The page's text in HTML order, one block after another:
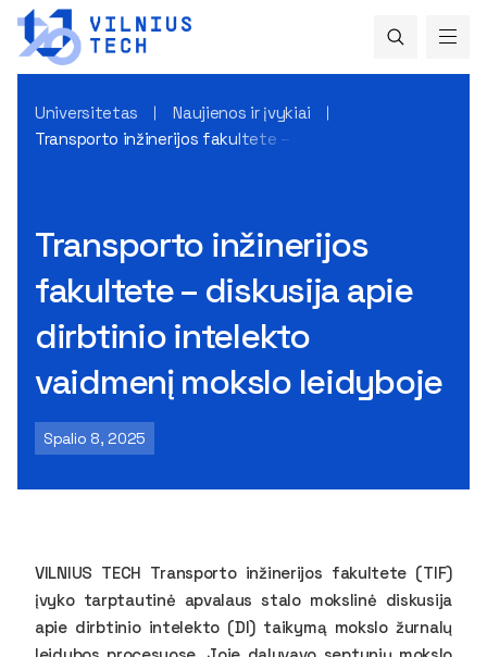
Universitetas
Naujienos ir įvykiai
Transporto inžinerijos fakultete – diskusija apie dirbtinio
Transporto inžinerijos
fakultete – diskusija apie
dirbtinio intelekto
vaidmenį mokslo leidyboje
Spalio 8, 2025
VILNIUS TECH Transporto inžinerijos fakultete (TIF)
įvyko tarptautinė apvalaus stalo mokslinė diskusija
apie dirbtinio intelekto (DI) taikymą mokslo žurnalų